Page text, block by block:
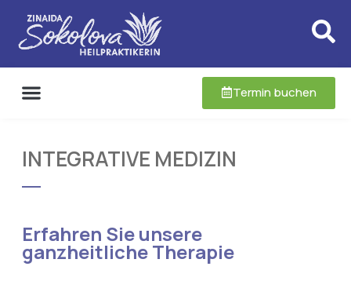
Termin buchen
INTEGRATIVE MEDIZIN
Erfahren Sie unsere
ganzheitliche Therapie